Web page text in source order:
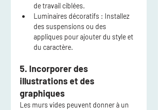
de travail ciblées.
Luminaires décoratifs : Installez
des suspensions ou des
appliques pour ajouter du style et
du caractère.
5. Incorporer des
illustrations et des
graphiques
Les murs vides peuvent donner à un